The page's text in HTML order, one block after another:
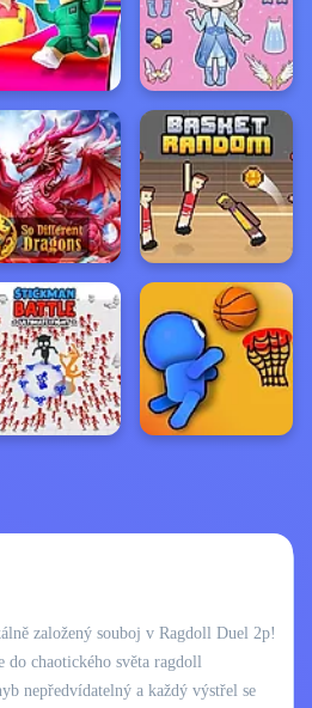
založený souboj v Ragdoll Duel 2p!
do chaotického světa ragdoll
nepředvídatelný a každý výstřel se